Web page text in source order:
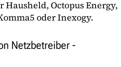
Octopus Energy,
oder Inexogy.
Netzbetreiber -